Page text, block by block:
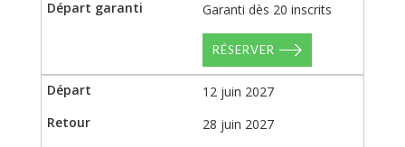
Garanti dès 20 inscrits
RÉSERVER
12 juin 2027
28 juin 2027